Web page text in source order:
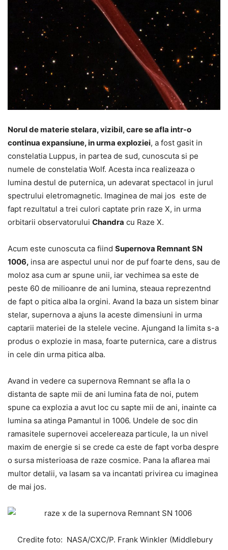
Norul de materie stelara, vizibil, care se afla intr-o
continua expansiune, in urma exploziei, a fost gasit in
constelatia Luppus, in partea de sud, cunoscuta si pe
numele de constelatia Wolf. Acesta inca realizeaza o
lumina destul de puternica, un adevarat spectacol in jurul
spectrului eletromagnetic. Imaginea de mai jos este de
fapt rezultatul a trei culori captate prin raze X, in urma
orbitarii observatorului Chandra cu Raze X.
Acum este cunoscuta ca fiind Supernova Remnant SN
1006, insa are aspectul unui nor de puf foarte dens, sau de
moloz asa cum ar spune unii, iar vechimea sa este de
peste 60 de milioanre de ani lumina, steaua reprezentnd
de fapt o pitica alba la orgini. Avand la baza un sistem binar
stelar, supernova a ajuns la aceste dimensiuni in urma
captarii materiei de la stelele vecine. Ajungand la limita s-a
produs o explozie in masa, foarte puternica, care a distrus
in cele din urma pitica alba.
Avand in vedere ca supernova Remnant se afla la o
distanta de sapte mii de ani lumina fata de noi, putem
spune ca explozia a avut loc cu sapte mii de ani, inainte ca
lumina sa atinga Pamantul in 1006. Undele de soc din
ramasitele supernovei accelereaza particule, la un nivel
maxim de energie si se crede ca este de fapt vorba despre
o sursa misterioasa de raze cosmice. Pana la aflarea mai
multor detalii, va lasam sa va incantati privirea cu imaginea
de mai jos.
Credite foto: NASA/CXC/P. Frank Winkler (Middlebury